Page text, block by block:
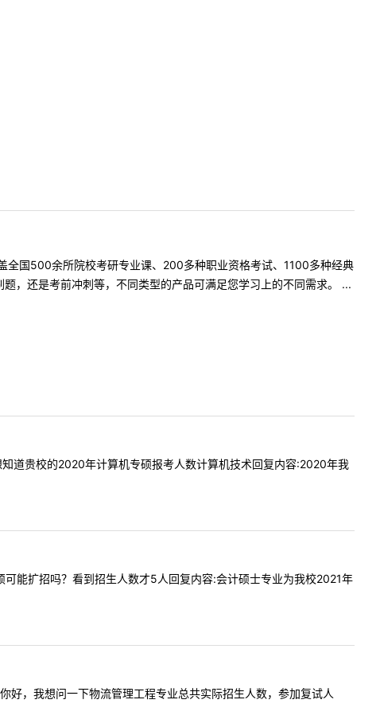
全国500余所院校考研专业课、200多种职业资格考试、1100多种经典
，还是考前冲刺等，不同类型的产品可满足您学习上的不同需求。 ...
道贵校的2020年计算机专硕报考人数计算机技术回复内容:2020年我
能扩招吗？看到招生人数才5人回复内容:会计硕士专业为我校2021年
，我想问一下物流管理工程专业总共实际招生人数，参加复试人